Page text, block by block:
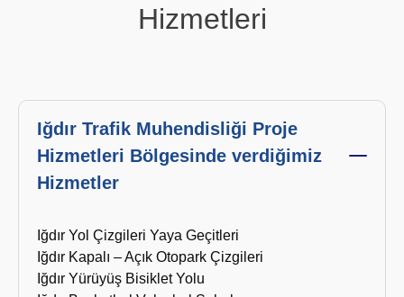
Hizmetleri
Iğdır Trafik Muhendisliği Proje
Hizmetleri Bölgesinde verdiğimiz
Hizmetler
Iğdır Yol Çizgileri Yaya Geçitleri
Iğdır Kapalı – Açık Otopark Çizgileri
Iğdır Yürüyüş Bisiklet Yolu